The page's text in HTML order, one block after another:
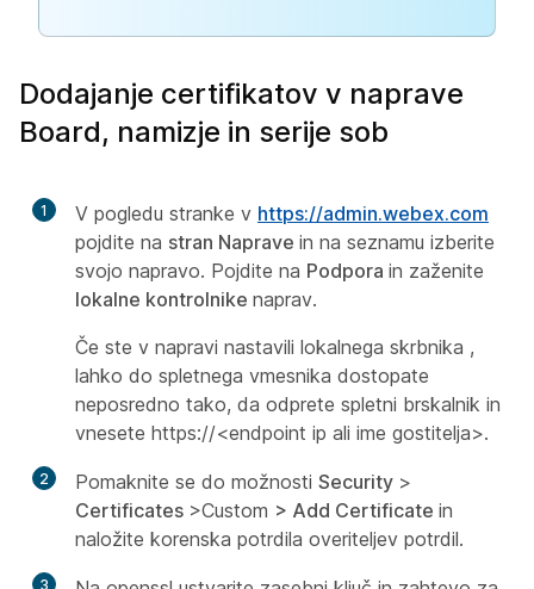
Dodajanje certifikatov v naprave
Board, namizje in serije sob
1 V pogledu stranke v https://admin.webex.com
pojdite na stran Naprave in na seznamu izberite
svojo napravo. Pojdite na Podpora in zaženite
lokalne kontrolnike naprav.
Če ste v napravi nastavili lokalnega skrbnika ,
lahko do spletnega vmesnika dostopate
neposredno tako, da odprete spletni brskalnik in
vnesete https://<endpoint ip ali ime gostitelja>.
2 Pomaknite se do možnosti Security >
Certificates >Custom > Add Certificate in
naložite korenska potrdila overiteljev potrdil.
3